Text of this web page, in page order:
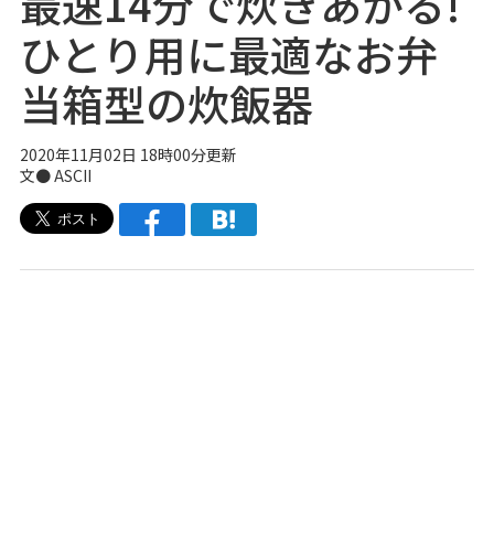
o
ひとり用に最適なお弁
当箱型の炊飯器
2020年11月02日 18時00分更新
文● ASCII